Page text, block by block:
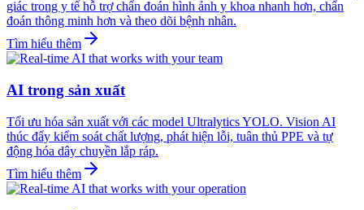
giác trong y tế hỗ trợ chẩn đoán hình ảnh y khoa nhanh hơn, chẩn
đoán thông minh hơn và theo dõi bệnh nhân.
Tìm hiểu thêm
AI trong sản xuất
Tối ưu hóa sản xuất với các model Ultralytics YOLO. Vision AI
thúc đẩy kiểm soát chất lượng, phát hiện lỗi, tuân thủ PPE và tự
động hóa dây chuyền lắp ráp.
Tìm hiểu thêm